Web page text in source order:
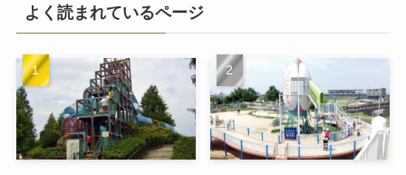
よく読まれているページ